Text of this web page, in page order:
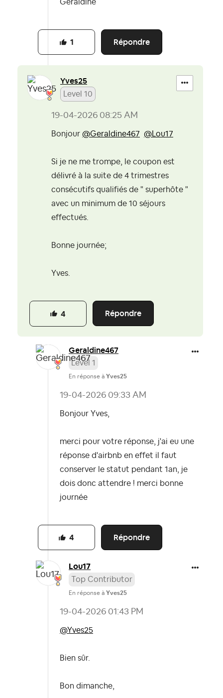
Géraldine
Répondre
1
Yves25
Level 10
‎19-04-2026 08:25 AM
Bonjour @Geraldine467 @Lou17
Si je ne me trompe, le coupon est
délivré à la suite de 4 trimestres
consécutifs qualifiés de " superhôte "
avec un minimum de 10 séjours
effectués.
Bonne journée;
Yves.
Répondre
4
Geraldine467
Level 1
En réponse à Yves25
‎19-04-2026 09:33 AM
Bonjour Yves,
merci pour votre réponse, j'ai eu une
réponse d'airbnb en effet il faut
conserver le statut pendant 1an, je
dois donc attendre ! merci bonne
journée
Répondre
4
Lou17
Top Contributor
En réponse à Yves25
‎19-04-2026 01:43 PM
@Yves25
Bien sûr.
Bon dimanche,